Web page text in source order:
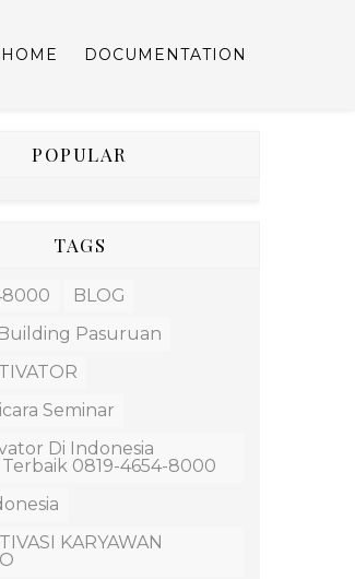
HOME DOCUMENTATION
POPULAR
TAGS
BLOG
Pasuruan
Seminar
Di Indonesia
0819-4654-8000
KARYAWAN